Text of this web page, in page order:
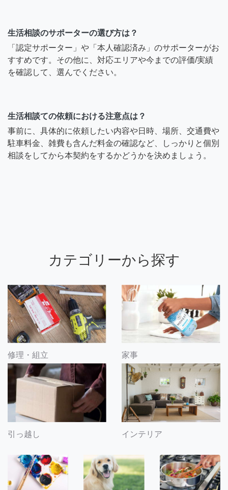
生活相談のサポーターの選び方は？
「認定サポーター」や「本人確認済み」のサポーターがお
すすめです。その他に、対応エリアや今までの評価/実績
を確認して、選んでください。
生活相談ての依頼における注意点は？
事前に、具体的に依頼したい内容や日時、場所、交通費や
駐車料金、雑費も含んだ料金の確認など、しっかりと個別
相談をしてから本契約をするかどうかを決めましょう。
カテゴリーから探す
修理・組立 家事
引っ越し インテリア